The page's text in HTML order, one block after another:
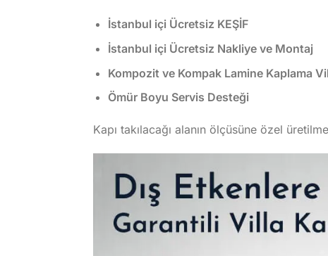
İstanbul içi Ücretsiz KEŞİF
İstanbul içi Ücretsiz Nakliye ve Montaj
Kompozit ve Kompak Lamine Kaplama
Ömür Boyu Servis Desteği
Kapı takılacağı alanın ölçüsüne özel